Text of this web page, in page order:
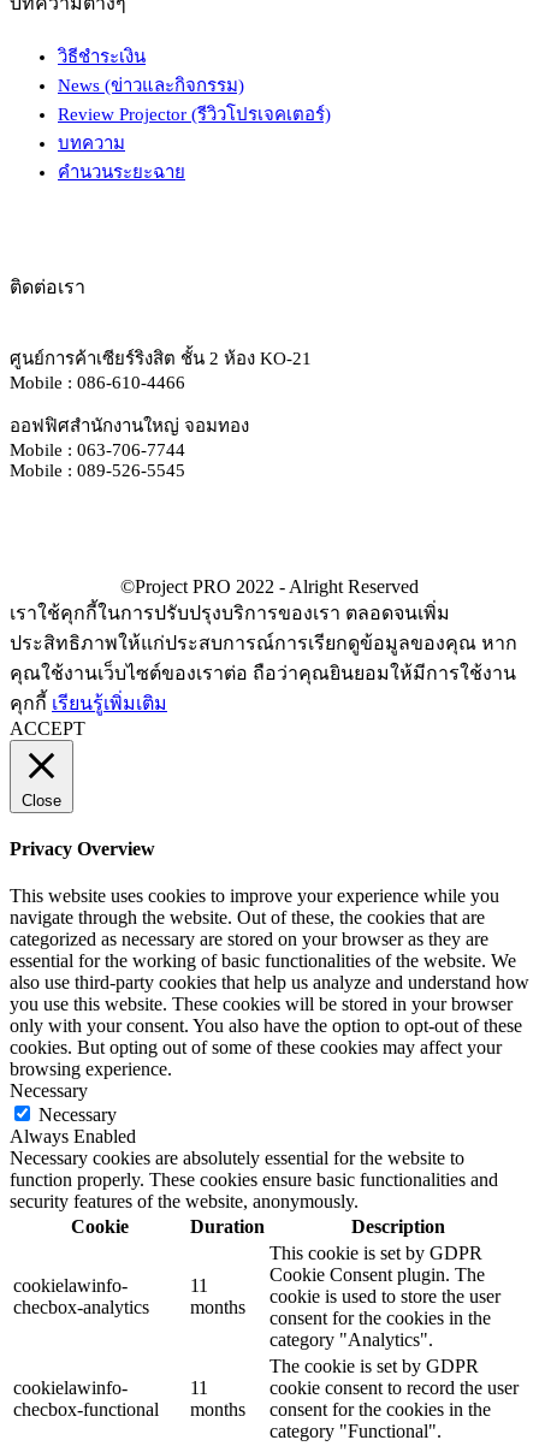
วิธีชำระเงิน
News (ข่าวและกิจกรรม)
Review Projector (รีวิวโปรเจคเตอร์)
บทความ
คำนวนระยะฉาย
ติดต่อเรา
ศูนย์การค้าเซียร์ริงสิต ชั้น 2 ห้อง KO-21
Mobile : 086-610-4466
ออฟฟิศสำนักงานใหญ่ จอมทอง
Mobile : 063-706-7744
Mobile : 089-526-5545
เราใช้คุกกี้ในการปรับปรุงบริการของเรา ตลอดจนเพิ่ม
ประสิทธิภาพให้แก่ประสบการณ์การเรียกดูข้อมูลของคุณ หาก
คุณใช้งานเว็บไซต์ของเราต่อ ถือว่าคุณยินยอมให้มีการใช้งาน
คุกกี้ เรียนรู้เพิ่มเติม
ACCEPT
Close
Privacy Overview
This website uses cookies to improve your experience while you
navigate through the website. Out of these, the cookies that are
categorized as necessary are stored on your browser as they are
essential for the working of basic functionalities of the website. We
also use third-party cookies that help us analyze and understand how
you use this website. These cookies will be stored in your browser
only with your consent. You also have the option to opt-out of these
cookies. But opting out of some of these cookies may affect your
browsing experience.
Necessary
Necessary
Always Enabled
Necessary cookies are absolutely essential for the website to
function properly. These cookies ensure basic functionalities and
security features of the website, anonymously.
Cookie
Duration Description
cookielawinfo-
checbox-analytics
11
months
This cookie is set by GDPR
Cookie Consent plugin. The
cookie is used to store the user
consent for the cookies in the
category "Analytics".
cookielawinfo-
checbox-functional
11
months
The cookie is set by GDPR
cookie consent to record the user
consent for the cookies in the
category "Functional".